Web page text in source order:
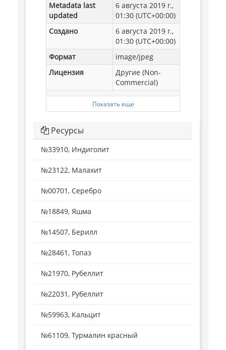
Metadata last
updated
6 августа 2019 г.,
01:30 (UTC+00:00)
Создано
6 августа 2019 г.,
01:30 (UTC+00:00)
Формат
image/jpeg
Лицензия
Другие (Non-
Commercial)
Показать еще
Ресурсы
№33910, Индиголит
№23122, Малахит
№00701, Серебро
№18849, Яшма
№14507, Берилл
№28461, Топаз
№21970, Рубеллит
№22031, Рубеллит
№59963, Кальцит
№61109, Турмалин красный